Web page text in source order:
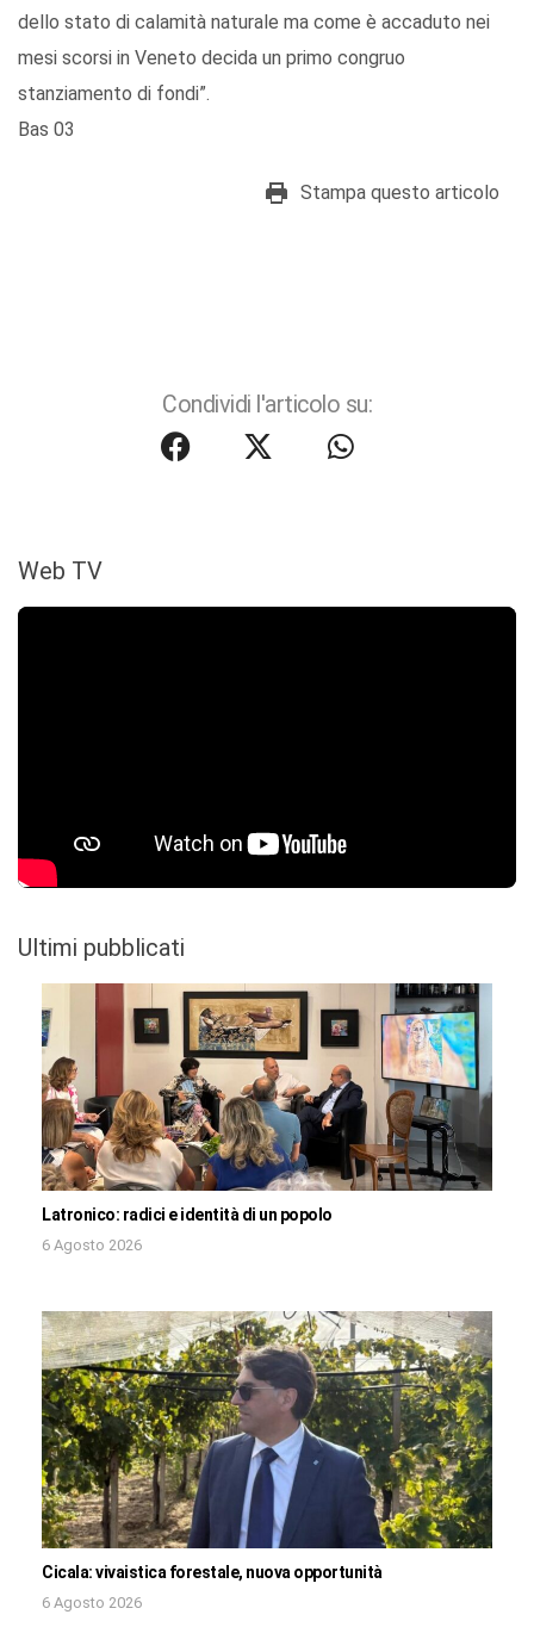
dello stato di calamità naturale ma come è accaduto nei
mesi scorsi in Veneto decida un primo congruo
stanziamento di fondi”.
Bas 03
Stampa questo articolo
Condividi l'articolo su:
Web TV
Ultimi pubblicati
Latronico: radici e identità di un popolo
6 Agosto 2026
Cicala: vivaistica forestale, nuova opportunità
6 Agosto 2026